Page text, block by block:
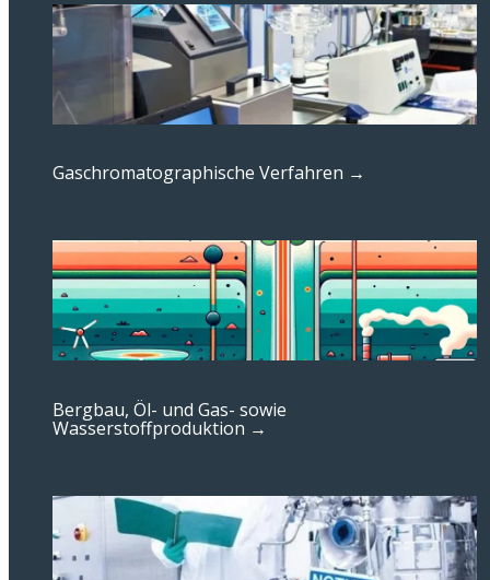
Gaschromatographische Verfahren →
Bergbau, Öl- und Gas- sowie
Wasserstoffproduktion →